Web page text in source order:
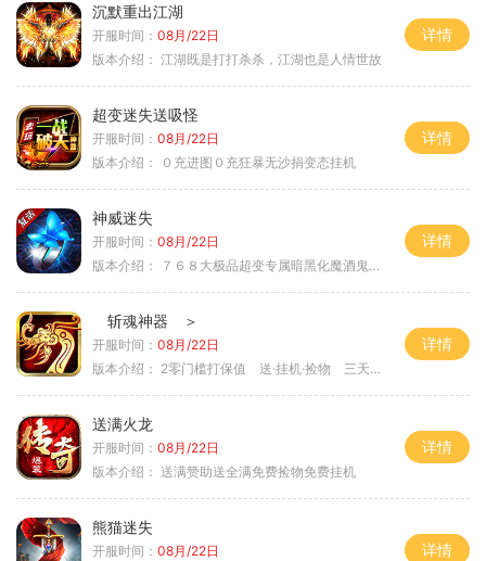
沉默重出江湖
开服时间： 08月/22日
版本介绍： 江湖既是打打杀杀，江湖也是人情世故
详情
超变迷失送吸怪
开服时间： 08月/22日
版本介绍：
０充进图０充狂暴无沙捐变态挂机
详情
神威迷失
开服时间： 08月/22日
版本介绍：
７６８大极品超变专属暗黑化魔酒鬼微变合击火
详情
斩魂神器 ＞
开服时间： 08月/22日
版本介绍： 2零门槛打保值 送·挂机·捡物 三天合区
详情
送满火龙
开服时间： 08月/22日
版本介绍： 送满赞助送全满免费捡物免费挂机
详情
熊猫迷失
开服时间： 08月/22日
详情